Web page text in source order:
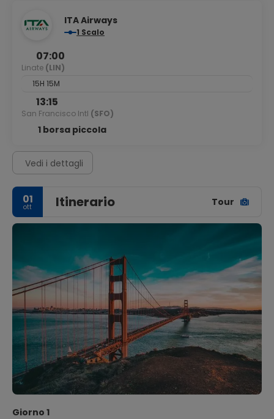
ITA Airways
1 Scalo
07:00
Linate (LIN)
15H 15M
13:15
San Francisco Intl (SFO)
1 borsa piccola
Vedi i dettagli
01
ott Itinerario Tour
Giorno 1